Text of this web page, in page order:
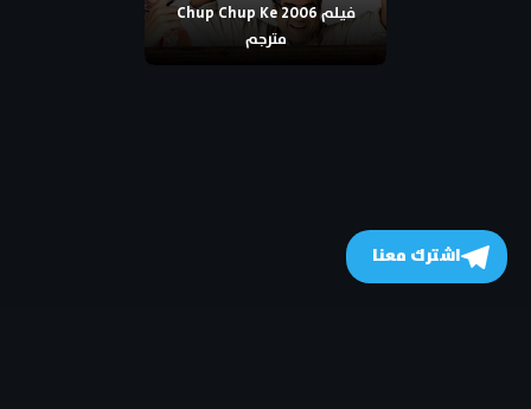
فيلم Chup Chup Ke 2006
مترجم
اشترك معنا